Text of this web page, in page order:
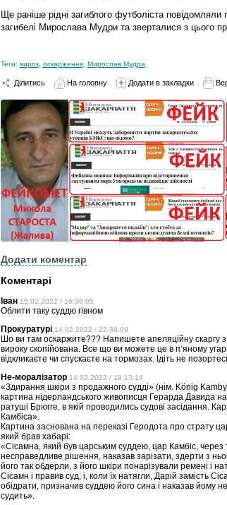
Ще раніше рідні загиблого футболіста повідомляли
загибелі Мирослава Мудри та зверталися з цього
Теги: вирок, оскарження, Мирослав Мудра
Ділитись На головну Додати в закладки
Додати коментар
Коментарі
Іван 15.02.2022 / 16:36:05
Облити таку суддю гівном
Прокуратурі 14.02.2022 / 22:39:09
Шо ви там оскаржите??? Напишете апеляційну скаргу
вироку скопійована. Все що ви можете це в п‘яному
відкликаєте чи спускаєте на тормозах. Ідіть не
Не-моралізатор 14.02.2022 / 19:13:14
«Здирання шкіри з продажного судді» (нім. König
картина нідерландського живописця Герарда Давида
ратуші Брюгге, в якій проводились судові засідання.
Камбіса».
Картина заснована на переказі Геродота про страту
який брав хабарі:
«Сісамна, який був царським суддею, цар Камбіс, через
несправедливе рішення, наказав зарізати, здерти з
його так обдерли, з його шкіри понарізували ремені і
Сісамн і правив суд, і, коли їх натягли, Дарій замість
обідрати, призначив суддею його сина і наказав йому не
судить».